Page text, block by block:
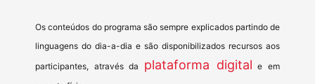
Os conteúdos do programa são sempre explicados partindo de
linguagens do dia-a-dia e são disponibilizados recursos aos
participantes, através da plataforma digital e em